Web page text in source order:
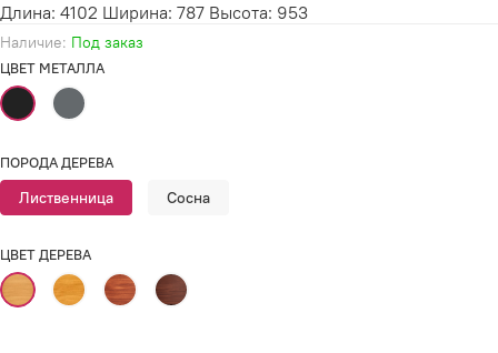
Наличие: Под заказ
ЦВЕТ МЕТАЛЛА
ПОРОДА ДЕРЕВА
Лиственница Сосна
ЦВЕТ ДЕРЕВА
Длина: 4102 Ширина: 787 Высота: 953